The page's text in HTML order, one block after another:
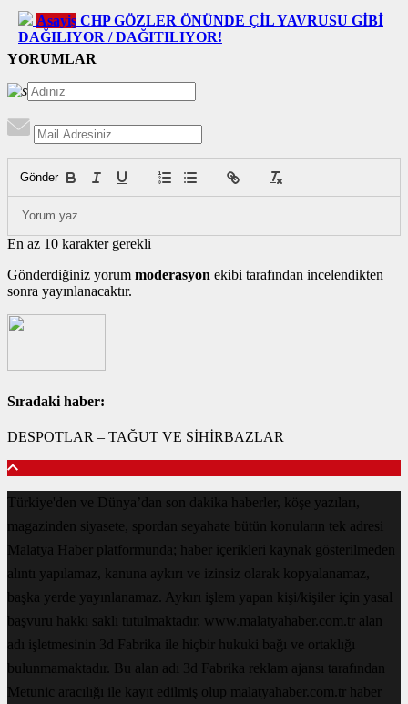
Asayiş CHP GÖZLER ÖNÜNDE ÇİL YAVRUSU GİBİ
DAĞILIYOR / DAĞITILIYOR!
YORUMLAR
Gönder
En az 10 karakter gerekli
Gönderdiğiniz yorum moderasyon ekibi tarafından incelendikten
sonra yayınlanacaktır.
Sıradaki haber:
DESPOTLAR – TAĞUT VE SİHİRBAZLAR
Türkiye'den ve Dünya’dan son dakika haberler, köşe yazıları,
magazinden siyasete, spordan seyahate bütün konuların tek adresi
Malatya Haber platformunda; haber içerikleri kaynak gösterilmeden
alıntı yapılamaz, kanuna aykırı ve izinsiz olarak kopyalanamaz,
başka yerde yayınlanamaz. Aykırı işlem yapan kişi/kişiler için yasal
başvuru hakkı saklı tutulmaktadır. www.malatyahaber.com.tr alan
adı işletmesinin 3d Fabrika ile hiçbir hukuki bağı ve ortaklığı
bulunmamaktadır. Bu alan adı 3d Fabrika reklam ajansı tarafından
Metunic aracılığı ile kayıt edilmiş olup malatyahaber.com.tr haber